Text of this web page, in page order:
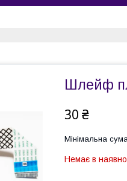
Шлейф
30 ₴
Мінімальна
Немає в